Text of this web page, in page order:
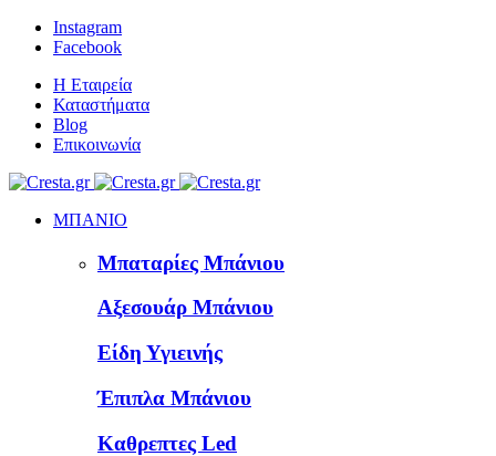
Instagram
Facebook
Η Εταιρεία
Καταστήματα
Blog
Επικοινωνία
ΜΠΑΝΙΟ
Μπαταρίες Μπάνιου
Αξεσουάρ Μπάνιου
Είδη Υγιεινής
Έπιπλα Μπάνιου
Καθρεπτες Led